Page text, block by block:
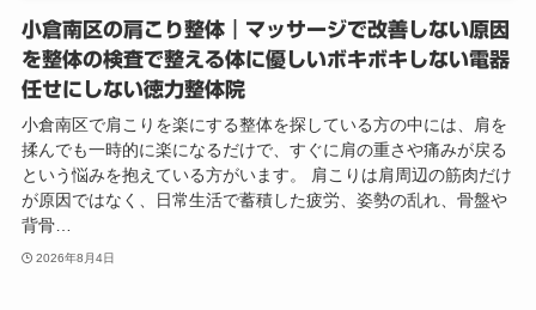
小倉南区の肩こり整体｜マッサージで改善しない原因
を整体の検査で整える体に優しいボキボキしない電器
任せにしない徳力整体院
小倉南区で肩こりを楽にする整体を探している方の中には、肩を
揉んでも一時的に楽になるだけで、すぐに肩の重さや痛みが戻る
という悩みを抱えている方がいます。 肩こりは肩周辺の筋肉だけ
が原因ではなく、日常生活で蓄積した疲労、姿勢の乱れ、骨盤や
背骨…
2026年8月4日